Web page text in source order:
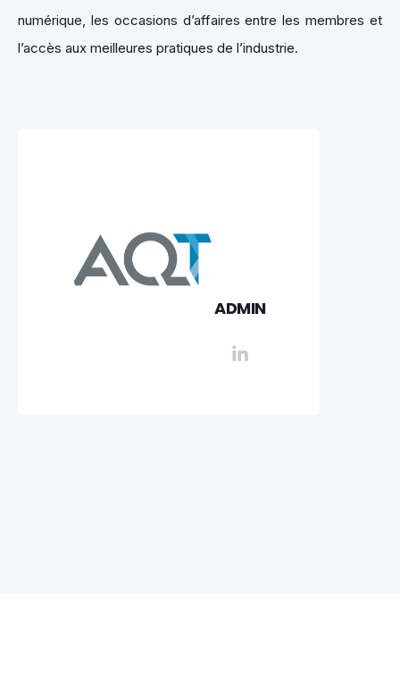
numérique, les occasions d’affaires entre les membres et
l’accès aux meilleures pratiques de l’industrie.
ADMIN